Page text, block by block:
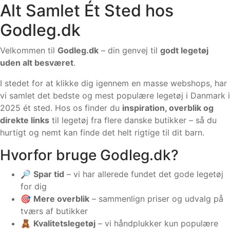
Alt Samlet Ét Sted hos
Godleg.dk
Velkommen til Godleg.dk – din genvej til godt legetøj
uden alt besværet.
I stedet for at klikke dig igennem en masse webshops, har
vi samlet det bedste og mest populære legetøj i Danmark i
2025 ét sted. Hos os finder du inspiration, overblik og
direkte links til legetøj fra flere danske butikker – så du
hurtigt og nemt kan finde det helt rigtige til dit barn.
Hvorfor bruge Godleg.dk?
🔎 Spar tid – vi har allerede fundet det gode legetøj
for dig
🎯 Mere overblik – sammenlign priser og udvalg på
tværs af butikker
🧸 Kvalitetslegetøj – vi håndplukker kun populære